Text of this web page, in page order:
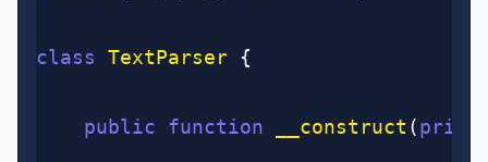
class TextParser {
	public
function __construct (